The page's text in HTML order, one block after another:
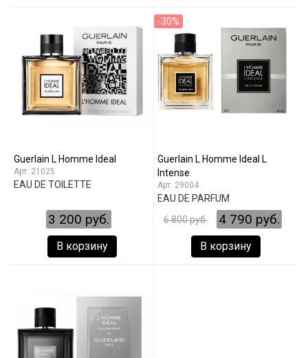
Guerlain L Homme Ideal
21025
EAU DE TOILETTE
3 200 руб.
В корзину
-30%
Guerlain L Homme Ideal L
Intense
29004
EAU DE PARFUM
6 800 руб.
4 790 руб.
В корзину